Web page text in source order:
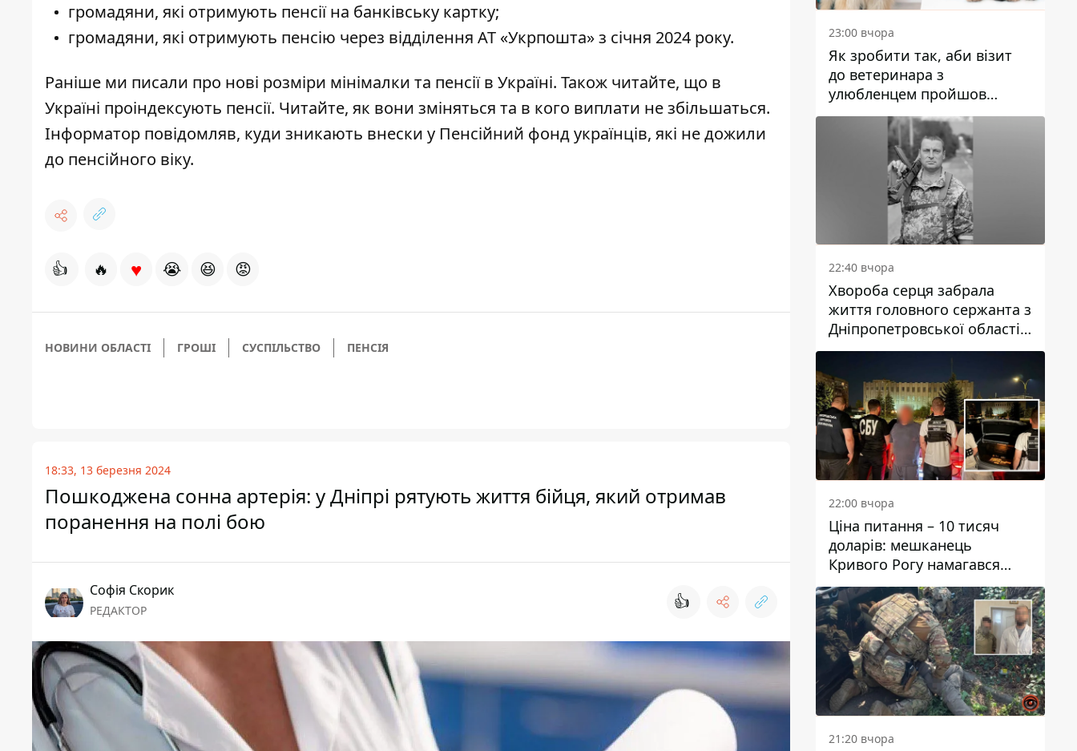
громадяни, які отримують пенсії на банківську картку;
громадяни, які отримують пенсію через відділення АТ «Укрпошта» з січня 2024 року.
Раніше ми писали про нові розміри мінімалки та пенсіїв Україні. Також читайте, що в
Україні проіндексують пенсії. Читайте, як вони зміняться та в кого виплати не збільшаться.
Інформатор повідомляв, куди зникають внески у Пенсійний фонд українців, які не дожили
до пенсійного віку.
👍 🔥 ♥ 😭 😆 😡
НОВИНИ ОБЛАСТІ ГРОШІ СУСПІЛЬСТВО ПЕНСІЯ
18:33, 13 березня 2024
Пошкоджена сонна артерія: у Дніпрі рятують життя бійця, який отримав
поранення на полі бою
Софія Скорик
РЕДАКТОР 👍
23:00 вчора
Як зробити так, аби візит
до ветеринара з
улюбленцем пройшов
спокійно: прості поради
22:40 вчора
Хвороба серця забрала
життя головного сержанта з
Дніпропетровської області
Юрія Свистуна
22:00 вчора
Ціна питання – 10 тисяч
доларів: мешканець
Кривого Рогу намагався
переправити чоловіка до
Словаччини
21:20 вчора